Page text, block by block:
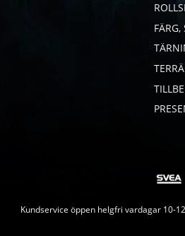
FÄRG,
Kundservice öppen helgfri vardagar 10-